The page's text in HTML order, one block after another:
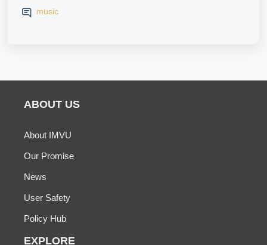
music
ABOUT US
About IMVU
Our Promise
News
User Safety
Policy Hub
EXPLORE